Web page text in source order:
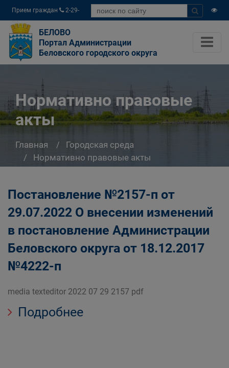
Прием граждан
2-29-
04
БЕЛОВО
Портал Администрации
Беловского городского округа
Нормативно правовые
акты
Главная
Городская среда
Нормативно правовые акты
Постановление №2157-п от
29.07.2022 О внесении изменений
в постановление Администрации
Беловского округа от 18.12.2017
№4222-п
media texteditor 2022 07 29 2157 pdf
Подробнее